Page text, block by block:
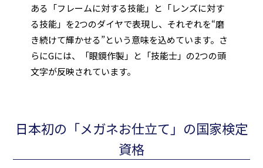
ある「フレームに対する技能」と「レンズに対す
る技能」を2つのダイヤで表現し、それぞれを“磨
き続けて輝かせる”という意味を込めています。さ
らにGには、「眼鏡作製」と「技能士」の2つの頭
文字が反映されています。
日本初の「メガネお仕立て」の国家検定
資格